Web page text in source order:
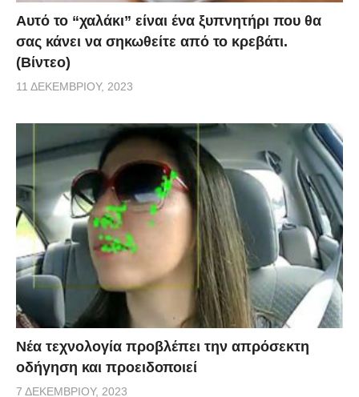
Αυτό το “χαλάκι” είναι ένα ξυπνητήρι που θα
σας κάνει να σηκωθείτε από το κρεβάτι.
(Βίντεο)
11 ΔΕΚΕΜΒΡΊΟΥ, 2023
Νέα τεχνολογία προβλέπει την απρόσεκτη
οδήγηση και προειδοποιεί
7 ΔΕΚΕΜΒΡΊΟΥ, 2023